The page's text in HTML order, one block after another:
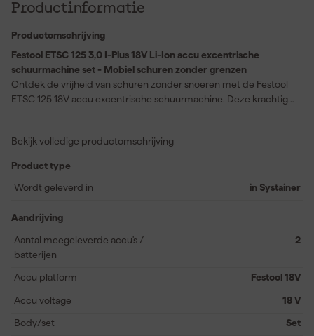
Productinformatie
Productomschrijving
Festool ETSC 125 3,0 I-Plus 18V Li-Ion accu excentrische
schuurmachine set - Mobiel schuren zonder grenzen
Ontdek de vrijheid van schuren zonder snoeren met de Festool
ETSC 125 18V accu excentrische schuurmachine. Deze krachtige
perfect voor bovenhands werken en het schuren van verticale
controle behoudt, ongeacht het soort oppervlak. De innovatieve
Longlife-stofopvangzak en Bluetooth®-communicatie met de
werkruimte. Of je nu verf afschuurt van kozijnen of kleine
stap voor. Ultiem gemak en mobiliteit in één krachtige set.
Bekijk volledige productomschrijving
Product type
Wordt geleverd in
in Systainer
Aandrijving
Aantal meegeleverde accu's /
batterijen
2
Accu platform Festool 18V
Accu voltage 18 V
Body/set Set